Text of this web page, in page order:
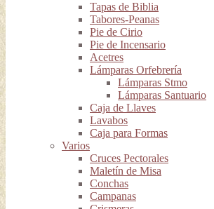
Tapas de Biblia
Tabores-Peanas
Pie de Cirio
Pie de Incensario
Acetres
Lámparas Orfebrería
Lámparas Stmo
Lámparas Santuario
Caja de Llaves
Lavabos
Caja para Formas
Varios
Cruces Pectorales
Maletín de Misa
Conchas
Campanas